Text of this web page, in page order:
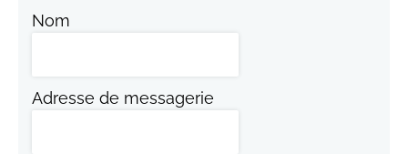
Nom
Adresse de messagerie